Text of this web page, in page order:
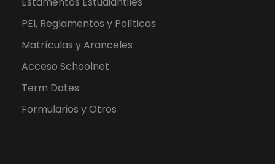
PEI, Reglamentos y Políticas
Matrículas y Aranceles
Acceso Schoolnet
Term Dates
Formularios y Otros